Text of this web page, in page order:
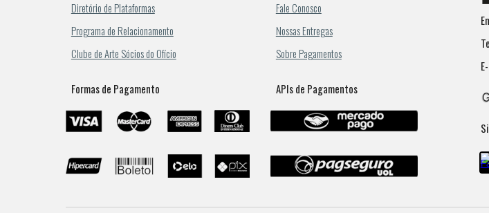
Diretório de Plataformas
Programa de Relacionamento
Clube de Arte Sócios do Ofício
Formas de Pagamento
Fale Conosco
Nossas Entregas
Sobre Pagamentos
APIs de Pagamentos